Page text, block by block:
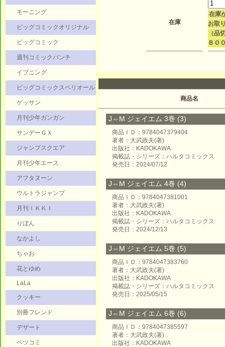
モーニング
ビッグコミックオリジナル
ビッグコミック
週刊コミックバンチ
イブニング
ビッグコミックスペリオール
ゲッサン
月刊少年ガンガン
サンデーＧＸ
ジャンプスクエア
月刊少年エース
アフタヌーン
ウルトラジャンプ
月刊ＩＫＫＩ
りぼん
なかよし
ちゃお
花とゆめ
LaLa
クッキー
別冊フレンド
デザート
ベツコミ
在庫
在庫
お取
（品
ＢＯ
商品名
J⇔M ジェイエム 3巻 (3)
商品ＩＤ：9784047379404
著者：大武政夫(著)
出版社：KADOKAWA
掲載誌・シリーズ：ハルタコミックス
発売日：2024/07/12
J⇔M ジェイエム 4巻 (4)
商品ＩＤ：9784047381001
著者：大武政夫(著)
出版社：KADOKAWA
掲載誌・シリーズ：ハルタコミックス
発売日：2024/12/13
J⇔M ジェイエム 5巻 (5)
商品ＩＤ：9784047383760
著者：大武政夫(著)
出版社：KADOKAWA
掲載誌・シリーズ：ハルタコミックス
発売日：2025/05/15
J⇔M ジェイエム 6巻 (6)
商品ＩＤ：9784047385597
著者：大武政夫(著)
出版社：KADOKAWA